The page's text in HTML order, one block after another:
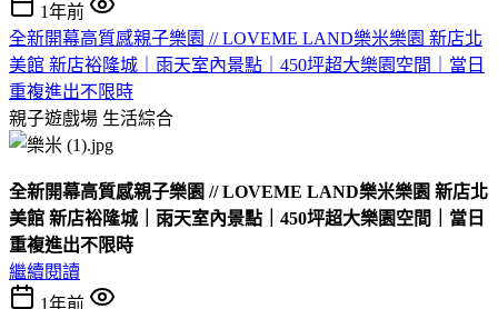
1年前
全新開幕高質感親子樂園 // LOVEME LAND樂米樂園 新店北
美館 新店裕隆城｜雨天室內景點｜450坪超大樂園空間｜當日
重複進出不限時
親子遊戲場 生活綜合
全新開幕高質感親子樂園 // LOVEME LAND樂米樂園 新店北
美館 新店裕隆城｜雨天室內景點｜450坪超大樂園空間｜當日
重複進出不限時
繼續閱讀
1年前